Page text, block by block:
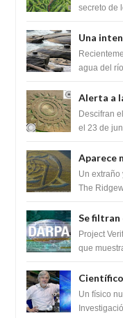
secreto de
Una
Lingas
agua del
Alerta a
del Crop
Descifran
el 23 de
Aparece
Unido 23
Un extraño
The
Se
SARS-
Project
que
ayudado
prueba
Un físico